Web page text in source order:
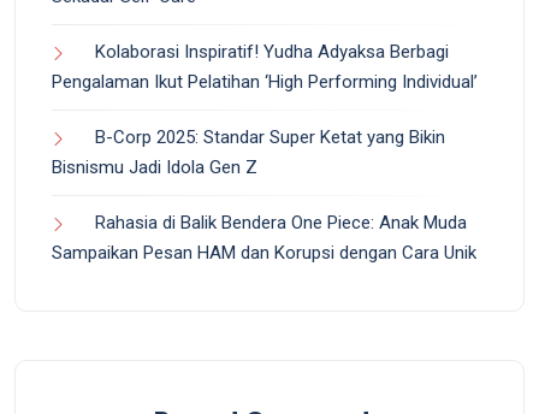
Kolaborasi Inspiratif! Yudha Adyaksa Berbagi
Pengalaman Ikut Pelatihan ‘High Performing Individual’
B-Corp 2025: Standar Super Ketat yang Bikin
Bisnismu Jadi Idola Gen Z
Rahasia di Balik Bendera One Piece: Anak Muda
Sampaikan Pesan HAM dan Korupsi dengan Cara Unik